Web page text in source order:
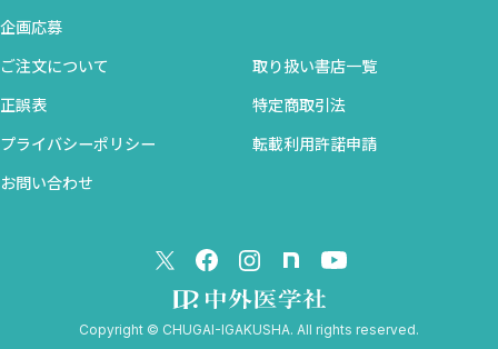
◆ 症例1
◆ 症例2
◆ 症例3
企画応募
ご注文について 取り扱い書店一覧
正誤表 特定商取引法
プライバシーポリシー 転載利用許諾申請
お問い合わせ
Copyright © CHUGAI-IGAKUSHA. All rights reserved.